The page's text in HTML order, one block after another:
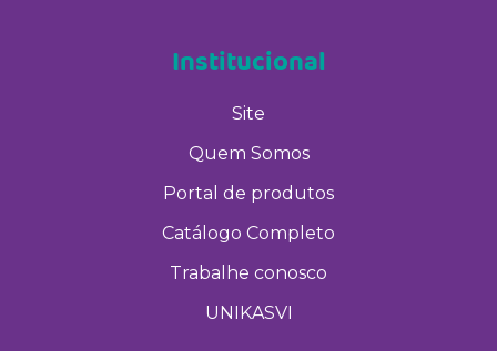
Institucional
Site
Quem Somos
Portal de produtos
Catálogo Completo
Trabalhe conosco
UNIKASVI